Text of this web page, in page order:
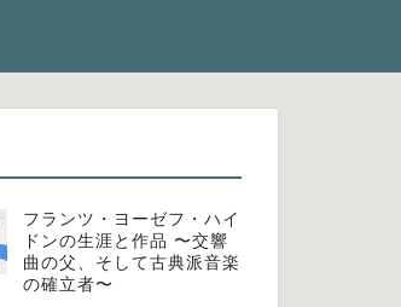
フランツ・ヨーゼフ・ハイ
ドンの生涯と作品 〜交響
曲の父、そして古典派音楽
の確立者〜